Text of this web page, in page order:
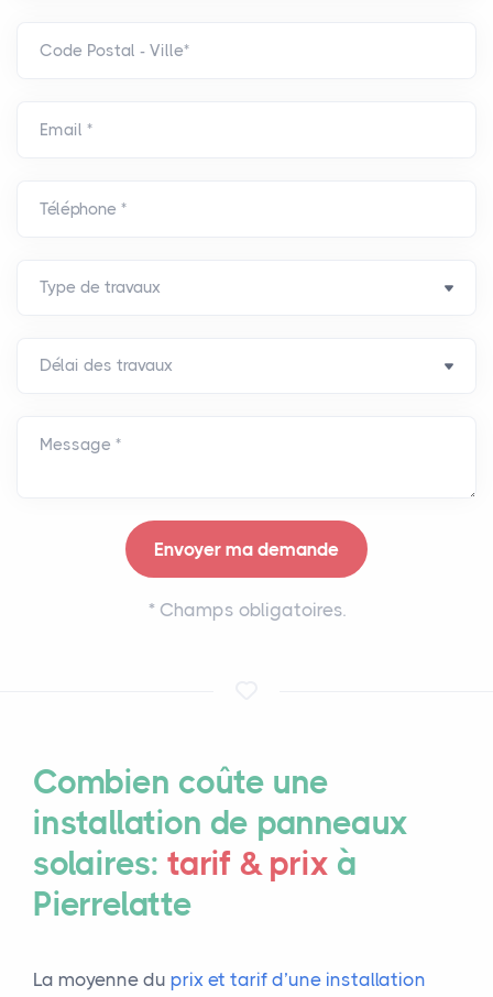
Code Postal - Ville*
Email *
Téléphone *
Message *
*Champs obligatoires.
Combien coûte une
installation de panneaux
solaires:tarif & prix à
Pierrelatte
La moyenne du prix et tarif d’une installation